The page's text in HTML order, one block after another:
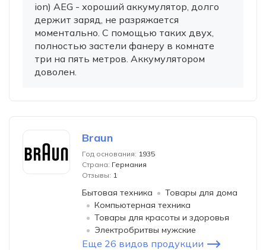
ion) AEG - хороший аккумулятор, долго
держит заряд, не разряжается
моментально. С помощью таких двух,
полностью застели фанеру в комнате
три на пять метров. Аккумулятором
доволен.
Braun
Год основания: 1935
Страна: Германия
Отзывы: 1
Бытовая техника
Товары для дома
Компьютерная техника
Товары для красоты и здоровья
Электробритвы мужские
Еще 26 видов продукции